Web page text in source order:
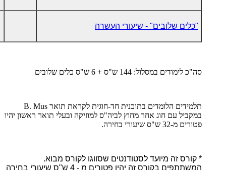
"כלים שלובים" - שיעורי העשרה
סה"כ לימודים במסלול: 144 ש"ס + 6 ש"ס כלים שלובים
תלמידים הלומדים בתוכנית חד-חוגית לקראת תואר B. Mus
במקביל עם חוג אחר מחוץ לביה"ס למוזיקה ובעלי תואר ראשון יהיו
פטורים מ-32 ש"ס שיעורי בחירה.
* קורס זה מיועד לסטודנטים שסווגו לקורס מבוא.
המשתתפים בקורס זה יהיו פטורים מ - 4 ש"ס שיעורי בחירה